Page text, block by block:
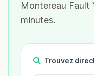
Montereau Fault
minutes.
Trouvez